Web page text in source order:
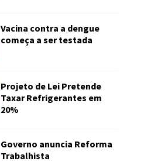
Vacina contra a dengue
começa a ser testada
Projeto de Lei Pretende
Taxar Refrigerantes em
20%
Governo anuncia Reforma
Trabalhista